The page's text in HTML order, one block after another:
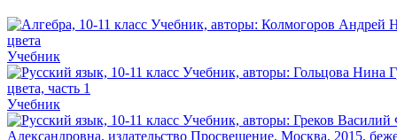
Учебник
Учебник